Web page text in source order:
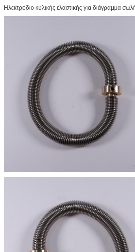
Ηλεκτρόδιο κυλικής ελαστικής για διάγραμμα